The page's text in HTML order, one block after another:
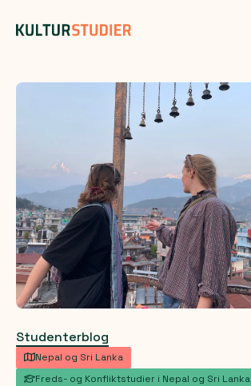
Studenterblog
Nepal og Sri Lanka
Freds- og Konfliktstudier i Nepal og Sri Lanka